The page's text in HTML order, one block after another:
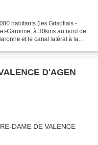
habitants (les Grisollais -
Garonne, à 30kms au nord de
et le canal latéral à la
D'AGEN